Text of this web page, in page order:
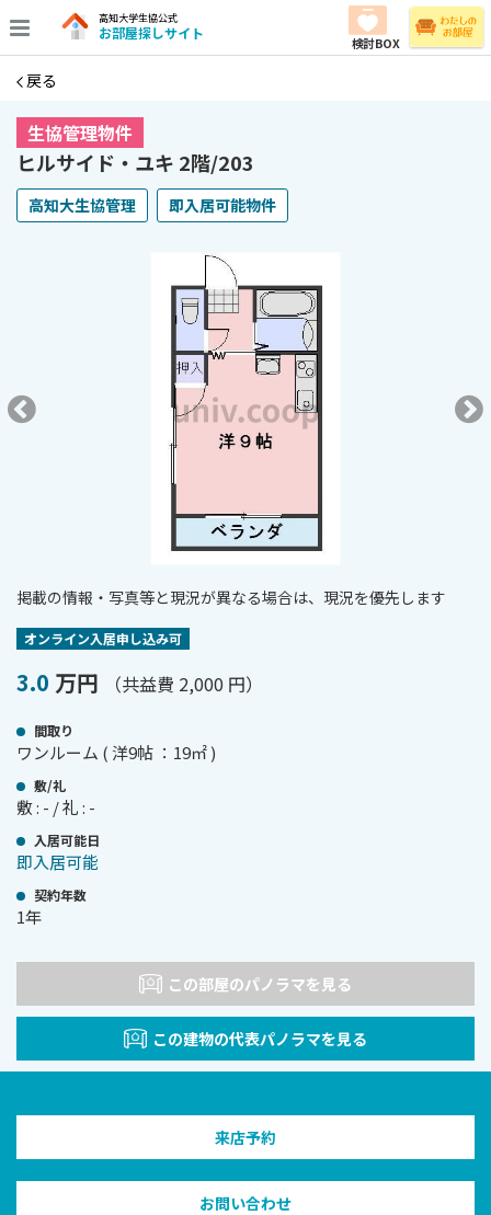
高知大学生協公式
お部屋探しサイト
検討BOX
戻る
生協管理物件
ヒルサイド・ユキ 2階/203
高知大生協管理 即入居可能物件
掲載の情報・写真等と現況が異なる場合は、現況を優先します
オンライン⼊居申し込み可
3.0 万円 （共益費 2,000 円）
間取り
ワンルーム ( 洋9帖 ：19㎡ )
敷/礼
敷 : - / 礼 : -
⼊居可能⽇
即入居可能
契約年数
1年
この部屋のパノラマを見る
この建物の代表パノラマを見る
来店予約
お問い合わせ